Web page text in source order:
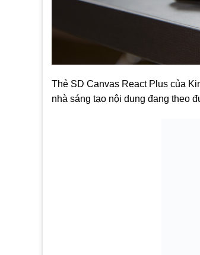
Thẻ SD Canvas React Plus của
nhà sáng tạo nội dung đang theo